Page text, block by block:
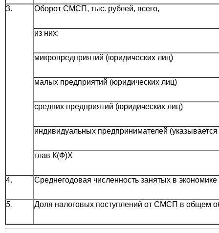
3. Оборот СМСП, тыс. рублей, всего,
из них:
микропредприятий (юридических лиц)
малых предприятий (юридических лиц)
средних предприятий (юридических лиц)
индивидуальных предпринимателей
глав К(Ф)Х
4. Среднегодовая численность занятых в
5. Доля налоговых поступлений от СМСП в общем